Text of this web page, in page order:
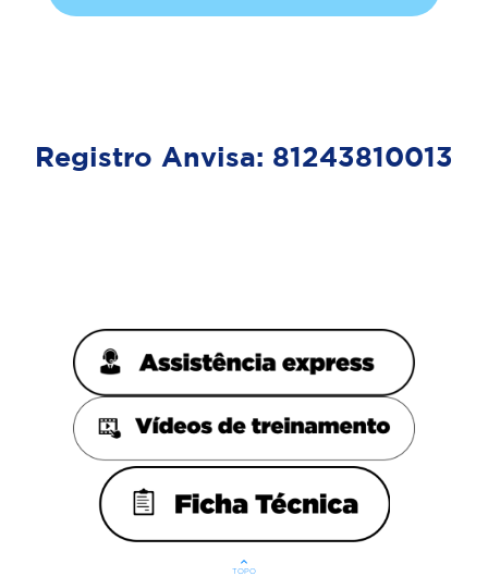
Registro Anvisa: 81243810013
keyboard_arrow_up
TOPO